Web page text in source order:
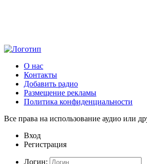
О нас
Контакты
Добавить радио
Размещение рекламы
Политика конфиденциальности
Все права на использование аудио или
Вход
Регистрация
Логин: